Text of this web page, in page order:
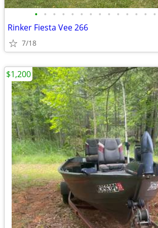
• • • • • • • • • • • • • •
Rinker Fiesta Vee 266
7/18
$1,200